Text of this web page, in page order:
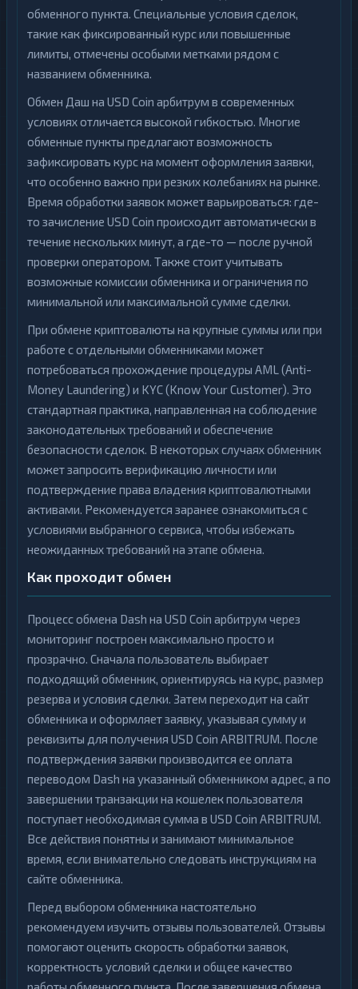
обменного пункта. Специальные условия сделок,
такие как фиксированный курс или повышенные
лимиты, отмечены особыми метками рядом с
названием обменника.
Обмен Даш на USD Coin арбитрум в современных
условиях отличается высокой гибкостью. Многие
обменные пункты предлагают возможность
зафиксировать курс на момент оформления заявки,
что особенно важно при резких колебаниях на рынке.
Время обработки заявок может варьироваться: где-
то зачисление USD Coin происходит автоматически в
течение нескольких минут, а где-то — после ручной
проверки оператором. Также стоит учитывать
возможные комиссии обменника и ограничения по
минимальной или максимальной сумме сделки.
При обмене криптовалюты на крупные суммы или при
работе с отдельными обменниками может
потребоваться прохождение процедуры AML (Anti-
Money Laundering) и KYC (Know Your Customer). Это
стандартная практика, направленная на соблюдение
законодательных требований и обеспечение
безопасности сделок. В некоторых случаях обменник
может запросить верификацию личности или
подтверждение права владения криптовалютными
активами. Рекомендуется заранее ознакомиться с
условиями выбранного сервиса, чтобы избежать
неожиданных требований на этапе обмена.
Как проходит обмен
Процесс обмена Dash на USD Coin арбитрум через
мониторинг построен максимально просто и
прозрачно. Сначала пользователь выбирает
подходящий обменник, ориентируясь на курс, размер
резерва и условия сделки. Затем переходит на сайт
обменника и оформляет заявку, указывая сумму и
реквизиты для получения USD Coin ARBITRUM. После
подтверждения заявки производится ее оплата
переводом Dash на указанный обменником адрес, а по
завершении транзакции на кошелек пользователя
поступает необходимая сумма в USD Coin ARBITRUM.
Все действия понятны и занимают минимальное
время, если внимательно следовать инструкциям на
сайте обменника.
Перед выбором обменника настоятельно
рекомендуем изучить отзывы пользователей. Отзывы
помогают оценить скорость обработки заявок,
корректность условий сделки и общее качество